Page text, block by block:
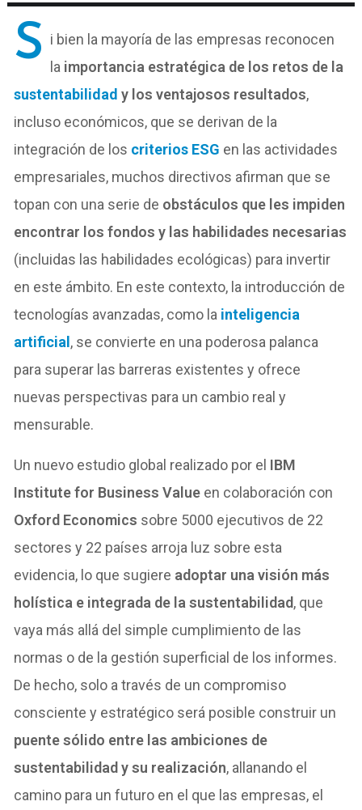
S i bien la mayoría de las empresas reconocen
la importancia estratégica de los retos de la
sustentabilidad y los ventajosos resultados,
incluso económicos, que se derivan de la
integración de los criterios ESG en las actividades
empresariales, muchos directivos afirman que se
topan con una serie de obstáculos que les impiden
encontrar los fondos y las habilidades necesarias
(incluidas las habilidades ecológicas) para invertir
en este ámbito. En este contexto, la introducción de
tecnologías avanzadas, como la inteligencia
artificial, se convierte en una poderosa palanca
para superar las barreras existentes y ofrece
nuevas perspectivas para un cambio real y
mensurable.
Un nuevo estudio global realizado por el IBM
Institute for Business Value en colaboración con
Oxford Economics sobre 5000 ejecutivos de 22
sectores y 22 países arroja luz sobre esta
evidencia, lo que sugiere adoptar una visión más
holística e integrada de la sustentabilidad, que
vaya más allá del simple cumplimiento de las
normas o de la gestión superficial de los informes.
De hecho, solo a través de un compromiso
consciente y estratégico será posible construir un
puente sólido entre las ambiciones de
sustentabilidad y su realización, allanando el
camino para un futuro en el que las empresas, el